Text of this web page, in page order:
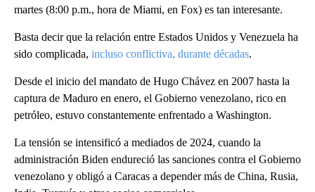
martes (8:00 p.m., hora de Miami, en Fox) es tan interesante.
Basta decir que la relación entre Estados Unidos y Venezuela ha
sido complicada, incluso conflictiva, durante décadas.
Desde el inicio del mandato de Hugo Chávez en 2007 hasta la
captura de Maduro en enero, el Gobierno venezolano, rico en
petróleo, estuvo constantemente enfrentado a Washington.
La tensión se intensificó a mediados de 2024, cuando la
administración Biden endureció las sanciones contra el Gobierno
venezolano y obligó a Caracas a depender más de China, Rusia,